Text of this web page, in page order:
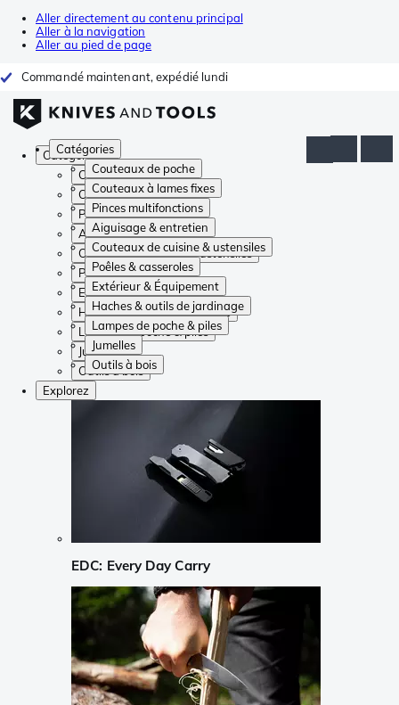
Aller directement au contenu principal
Aller à la navigation
Aller au pied de page
Commandé maintenant, expédié lundi
Catégories
Couteaux de poche
Couteaux à lames fixes
Pinces multifonctions
Aiguisage & entretien
Couteaux de cuisine & ustensiles
Poêles & casseroles
Extérieur & Équipement
Haches & outils de jardinage
Lampes de poche & piles
Jumelles
Outils à bois
Catégories
Couteaux de poche
Couteaux à lames fixes
Pinces multifonctions
Aiguisage & entretien
Couteaux de cuisine & ustensiles
Poêles & casseroles
Extérieur & Équipement
Haches & outils de jardinage
Lampes de poche & piles
Jumelles
Outils à bois
Explorez
EDC: Every Day Carry